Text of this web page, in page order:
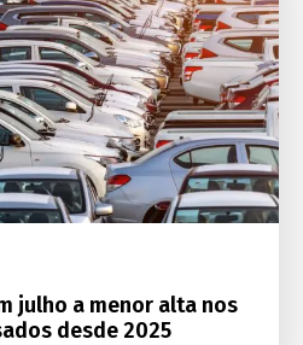
julho a menor alta nos
desde 2025